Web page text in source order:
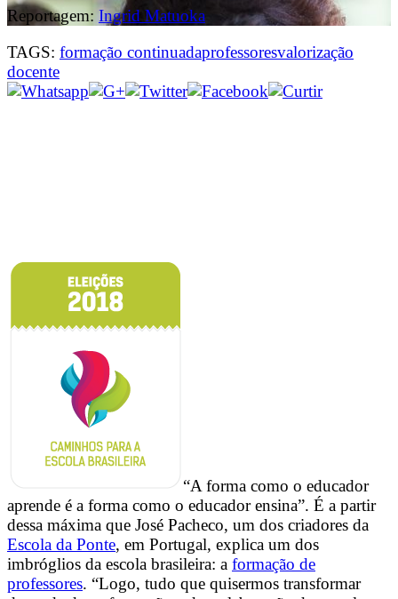
Reportagem:Ingrid Matuoka
TAGS: formação continuadaprofessoresvalorização
docente
“A forma como o educador
aprende é a forma como o educador ensina”. É a partir
dessa máxima que José Pacheco, um dos criadores da
Escola da Ponte, em Portugal, explica um dos
imbróglios da escola brasileira: a formação de
professores. “Logo, tudo que quisermos transformar